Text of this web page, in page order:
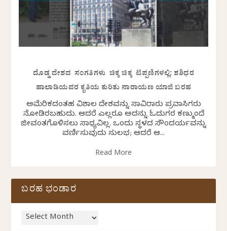
ದೊಡ್ಡ ದೇಶದ ಸಂಗತಿಗಳು ಚಿಕ್ಕ ಚಿಕ್ಕ ಟಿಪ್ಪಣಿಗಳಲ್ಲಿ: ಶಶಿಧರ
ಹಾಲಾಡಿಯವರ ಕೃತಿಯ ಕುರಿತು ನಾರಾಯಣ ಯಾಜಿ ಬರಹ
ಅಮೆರಿಕದಂತಹ ವಿಶಾಲ ದೇಶವನ್ನು ಸಾವಿರಾರು ಪ್ರವಾಸಿಗರು
ನೋಡಿರಬಹುದು. ಆದರೆ ಎಲ್ಲರೂ ಅದನ್ನು ಓದುಗರ ಕಣ್ಮುಂದೆ
ಜೀವಂತಗೊಳಿಸಲು ಸಾಧ್ಯವಿಲ್ಲ. ಒಂದು ಸ್ಥಳದ ಸೌಂದರ್ಯವನ್ನು
ವರ್ಣಿಸುವುದು ಸುಲಭ; ಆದರೆ ಆ...
Read More
ಬರಹ ಭಂಡಾರ